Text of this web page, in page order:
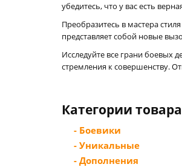
убедитесь, что у вас есть
Преобразитесь в мастера
представляет собой новые
Исследуйте все грани боевых
стремления к совершенству.
Категории товара
- Боевики
- Уникальные
- Дополнения